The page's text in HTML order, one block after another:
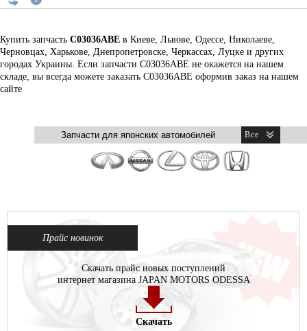
Купить запчасть C03036ABE в Киеве, Львове, Одессе, Николаеве,
Черновцах, Харькове, Днепропетровске, Черкассах, Луцке и других
городах Украины. Если запчасти C03036ABE не окажется на нашем
складе, вы всегда можете заказать C03036ABE оформив заказ на нашем
сайте
Прайс новинок
Скачать прайс новых поступлений
интернет магазина JAPAN MOTORS ODESSA
Скачать